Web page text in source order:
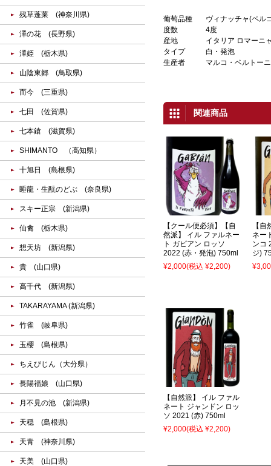
葡萄品種
ヴィナッチャ(ペル
度数
4度
産地
イタリア ロマーニ
タイプ
白・発泡
生産者
マルコ・ベルトーニ
関連商品
【クール便必須】【自
然派】 イル ファルネー
ト ガビアン ロッソ
2022 (赤・発泡) 750ml
¥2,000(税込 ¥2,200)
【
ネー
ンコ
ジ)
【自然派】 イル ファル
ネート ジャンドン ロッ
ソ 2021 (赤) 750ml
¥2,000(税込 ¥2,200)
残草蓬莱 (神奈川県)
澤の花 (長野県)
澤姫 (栃木県)
山陰東郷 (鳥取県)
而今 (三重県)
七田 (佐賀県)
七本鎗 (滋賀県)
SHIMANTO （高知県）
十旭日 (島根県)
睡龍・生酛のどぶ (奈良県)
スキー正宗 (新潟県)
仙禽 (栃木県)
想天坊 (新潟県)
貴 (山口県)
高千代 (新潟県)
TAKARAYAMA (新潟県)
竹雀 (岐阜県)
玉櫻 (島根県)
ちえびじん（大分県）
長陽福娘 (山口県)
月不見の池 (新潟県)
天穏 (島根県)
天青 (神奈川県)
天美 (山口県)